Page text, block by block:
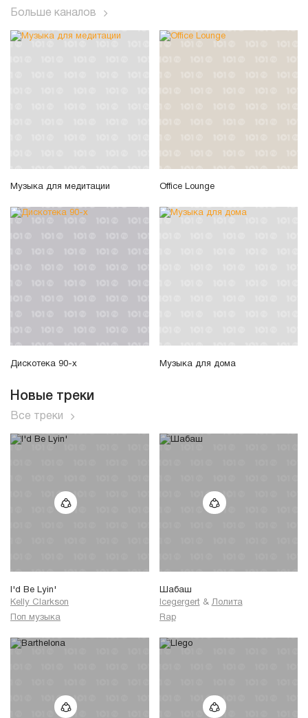
Больше каналов
Музыка для медитации Office Lounge
Дискотека 90-х Музыка для дома
Новые треки
Все треки
I'd Be Lyin'
Kelly Clarkson
Поп музыка
Шабаш
Icegergert & Лолита
Rap